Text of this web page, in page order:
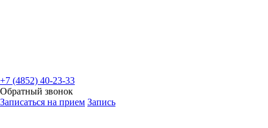
+7 (4852) 40-23-33
Обратный звонок
Записаться на прием Запись